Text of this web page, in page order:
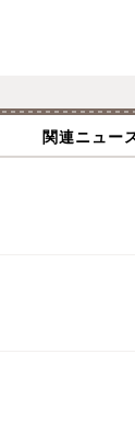
日/髪色ネイル自由